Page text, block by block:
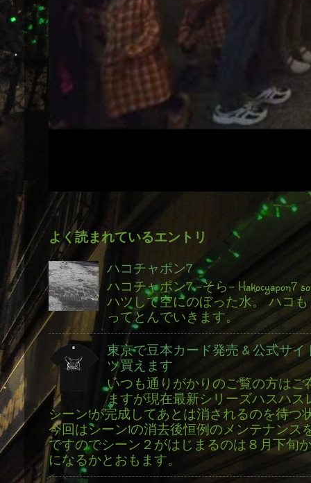
よく読まれているエントリ
ハコチャポン7
ハコチャポン7 -そら- Hakocyapon7
ハツして空にのぼった水。 ハコ
ってとんでいきます。
東京で豆本カード発売 & 公式サイ
ツ買えます
いつも通りがかりのご覧の方はご
ますが現在最新シリーズハスハス
シーン1が完成してあとは消されるのを待つ
今回はシーン1の消去後恒例のメンテナンス
ですのでシーン２がはじまるのは８月下旬
になるかとおもます。